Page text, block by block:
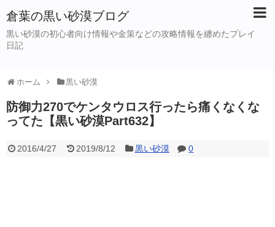
倉葉の黒い砂漠ブログ
黒い砂漠の初心者向け情報や金策などの攻略情報を纏めたプレイ
日記
ホーム 黒い砂漠
防御力270でケンタウロス行ったら痛くなくな
ってた【黒い砂漠Part632】
2016/4/27 2019/8/12 黒い砂漠 0